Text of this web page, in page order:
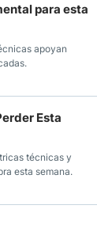
para esta
apoyan
Esta
técnicas y
esta semana.